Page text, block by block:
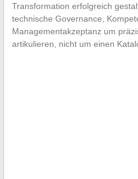
Transformation erfolgreich
technische Governance,
Managementakzeptanz um
artikulieren, nicht um einen